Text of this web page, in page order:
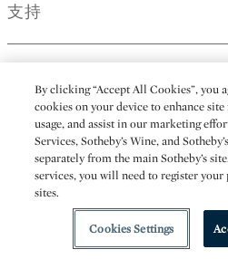
支持
更多
(C) 2026 Sotheby's
By clicking “Accept All Cookies”, you
cookies on your device to enhance
usage, and assist in our marketing
Services, Sotheby’s Wine, and
separately from the main Sotheby’s
services, you will need to register your
sites.
Cookies Settings